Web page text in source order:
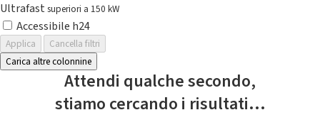
Ultrafast superiori a 150 kW
Accessibile h24
Applica
Cancella filtri
Carica altre colonnine
Attendi qualche secondo,
stiamo cercando i risultati...